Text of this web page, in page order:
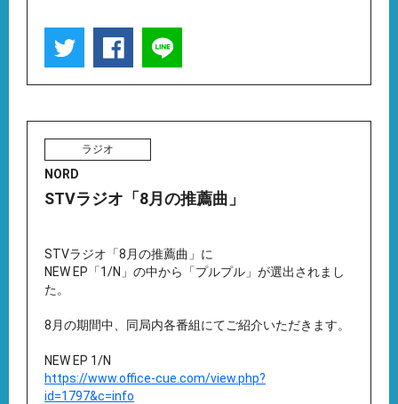
ラジオ
NORD
STVラジオ「8月の推薦曲」
STVラジオ「8月の推薦曲」に
NEW EP「1/N」の中から「プルプル」が選出されまし
た。
8月の期間中、同局内各番組にてご紹介いただきます。
NEW EP 1/N
https://www.office-cue.com/view.php?
id=1797&c=info